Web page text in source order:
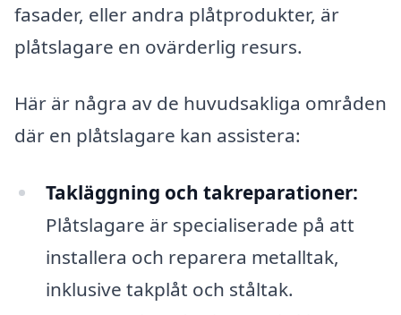
fasader, eller andra plåtprodukter, är
plåtslagare en ovärderlig resurs.
Här är några av de huvudsakliga områden
där en plåtslagare kan assistera:
Takläggning och takreparationer:
Plåtslagare är specialiserade på att
installera och reparera metalltak,
inklusive takplåt och ståltak.